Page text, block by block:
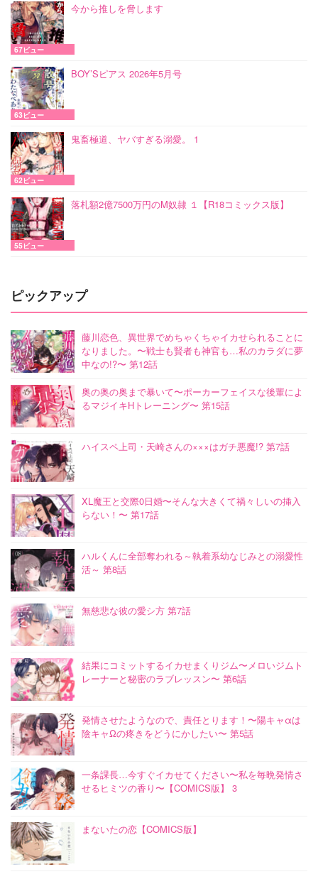
今から推しを脅します
67ビュー
BOY’Sピアス 2026年5月号
63ビュー
鬼畜極道、ヤバすぎる溺愛。 1
62ビュー
落札額2億7500万円のM奴隷 １【R18コミックス版】
55ビュー
ピックアップ
藤川恋色、異世界でめちゃくちゃイカせられることに
なりました。〜戦士も賢者も神官も…私のカラダに夢
中なの!?〜 第12話
奥の奥の奥まで暴いて〜ポーカーフェイスな後輩によ
るマジイキHトレーニング〜 第15話
ハイスペ上司・天崎さんの×××はガチ悪魔!? 第7話
XL魔王と交際0日婚〜そんな大きくて禍々しいの挿入
らない！〜 第17話
ハルくんに全部奪われる～執着系幼なじみとの溺愛性
活～ 第8話
無慈悲な彼の愛シ方 第7話
結果にコミットするイカせまくりジム〜メロいジムト
レーナーと秘密のラブレッスン〜 第6話
発情させたようなので、責任とります！〜陽キャαは
陰キャΩの疼きをどうにかしたい〜 第5話
一条課長…今すぐイカせてください〜私を毎晩発情さ
せるヒミツの香り〜【COMICS版】 3
まないたの恋【COMICS版】